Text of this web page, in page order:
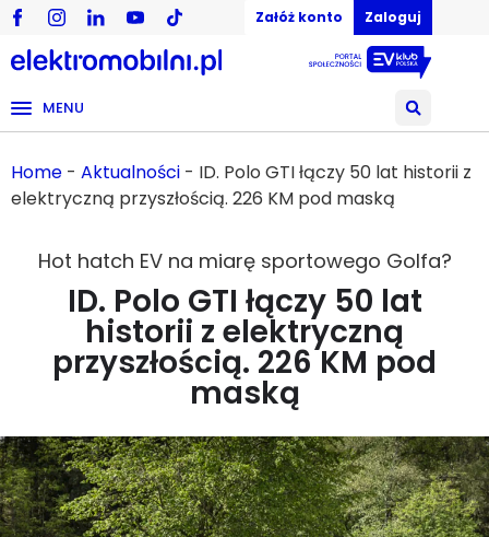
Załóż konto Zaloguj
MENU
Home - Aktualności - ID. Polo GTI łączy 50 lat historii z
elektryczną przyszłością. 226 KM pod maską
Hot hatch EV na miarę sportowego Golfa?
ID. Polo GTI łączy 50 lat
historii z elektryczną
przyszłością. 226 KM pod
maską